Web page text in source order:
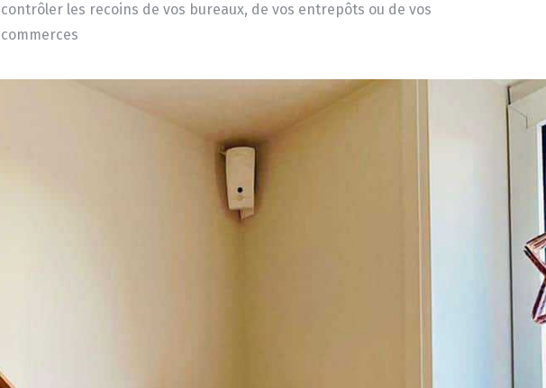
contrôler les recoins de vos bureaux, de vos entrepôts ou de vos
commerces